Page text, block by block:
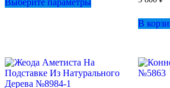
Выберите параметры
выбрать
на
В